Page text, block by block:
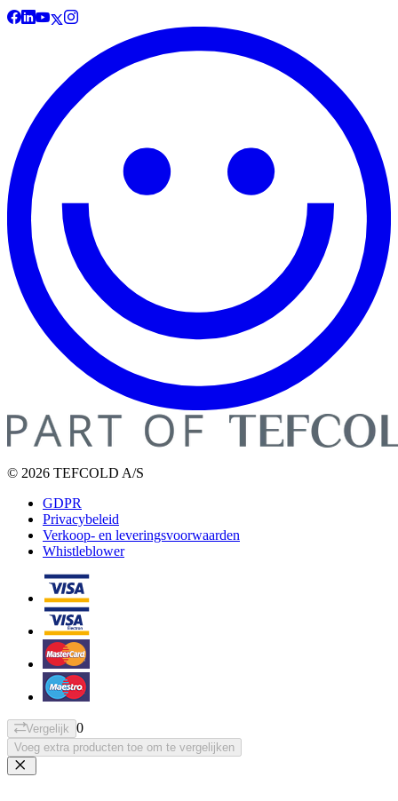
© 2026 TEFCOLD A/S
GDPR
Privacybeleid
Verkoop- en leveringsvoorwaarden
Whistleblower
Vergelijk 0
Voeg extra producten toe om te vergelijken